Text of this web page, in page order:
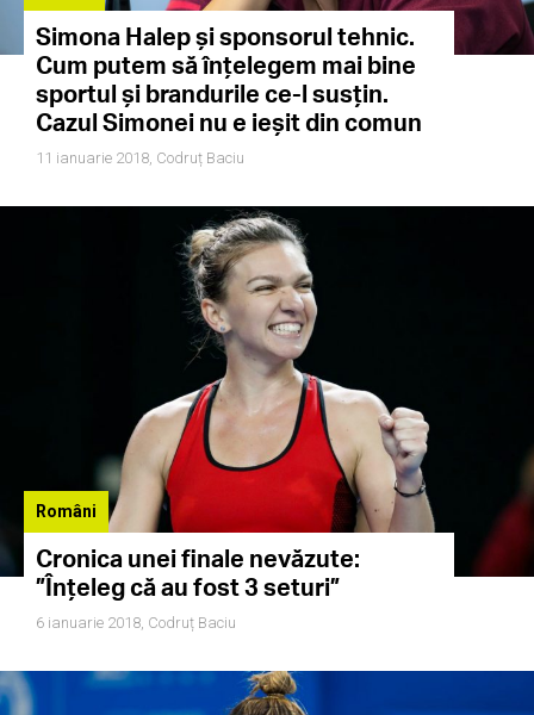
Simona Halep și sponsorul tehnic.
Cum putem să înțelegem mai bine
sportul și brandurile ce-l susțin.
Cazul Simonei nu e ieșit din comun
11 ianuarie 2018, Codruț Baciu
Români
Cronica unei finale nevăzute:
”Înțeleg că au fost 3 seturi”
6 ianuarie 2018, Codruț Baciu